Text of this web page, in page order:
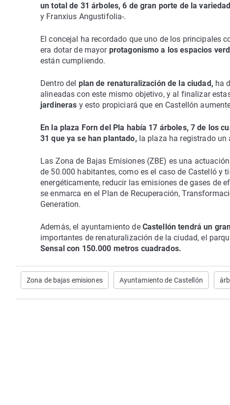
un total de 31 árboles, 6 de gran porte de la
y Franxius Angustifolia-.
El concejal ha recordado que uno de los principales
era dotar de mayor protagonismo a los espacios
están cumpliendo.
Dentro del plan de renaturalización de la ciudad, ha
alineadas con este mismo objetivo, y al finalizar
jardineras y esto propiciará que en Castellón
En la plaza Forn del Pla había 17 árboles, 7 de los
31 que ya se han plantado, la plaza ha registrado
Las Zona de Bajas Emisiones (ZBE) es una
de 50.000 habitantes, como es el caso de Castelló
energéticamente, reducir las emisiones de gases de
se enmarca en el Plan de Recuperación,
Generation.
Además, el ayuntamiento deCastellón tendrá un
importantes de renaturalización de la ciudad, el
Sensal con 150.000 metros cuadrados.
Zona de bajas emisiones Ayuntamiento de Castellón